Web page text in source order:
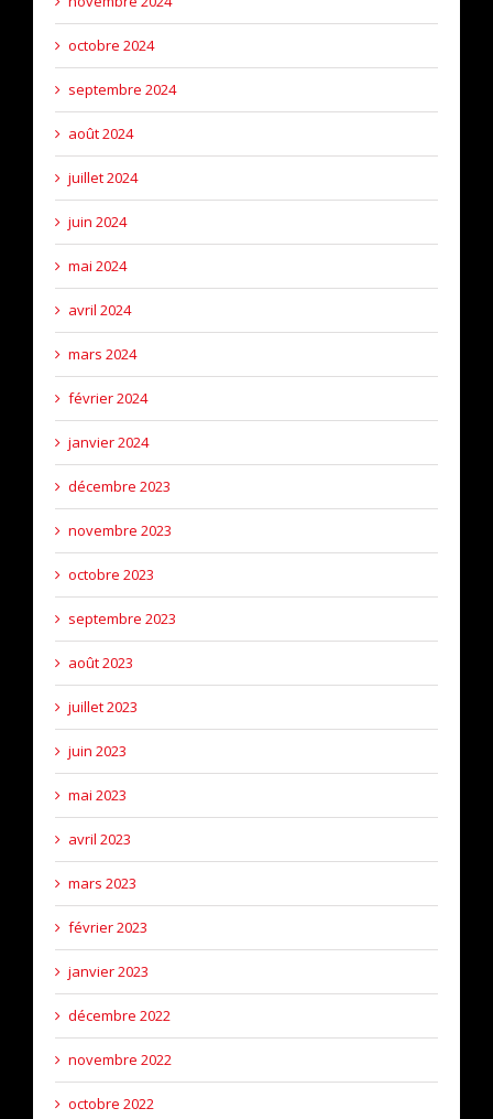
octobre 2024
septembre 2024
août 2024
juillet 2024
juin 2024
mai 2024
avril 2024
mars 2024
février 2024
janvier 2024
décembre 2023
novembre 2023
octobre 2023
septembre 2023
août 2023
juillet 2023
juin 2023
mai 2023
avril 2023
mars 2023
février 2023
janvier 2023
décembre 2022
novembre 2022
octobre 2022